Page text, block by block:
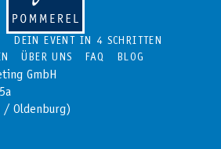
DEIN EVENT IN 4 SCHRITTEN
ÜBER UNS FAQ BLOG
GmbH
/ Oldenburg)